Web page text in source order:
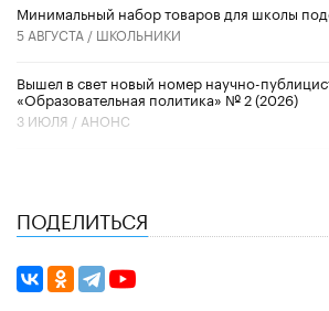
Минимальный набор товаров для школы
5 АВГУСТА / ШКОЛЬНИКИ
Вышел в свет новый номер научно-
«Образовательная политика» № 2 (2026)
3 ИЮЛЯ / АНОНС
ПОДЕЛИТЬСЯ